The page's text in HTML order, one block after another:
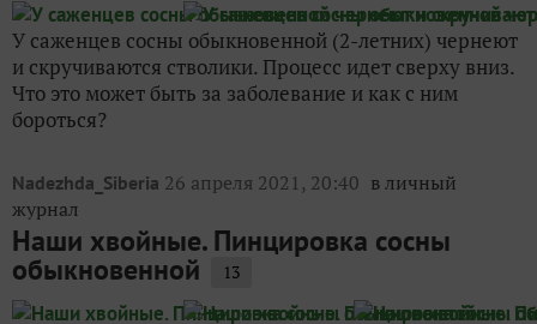
У саженцев сосны обыкновенной (2-летних) чернеют
и скручиваются стволики. Процесс идет сверху вниз.
Что это может быть за заболевание и как с ним
бороться?
Nadezhda_Siberia 26 апреля 2021, 20:40 в личный
журнал
Наши хвойные. Пинцировка сосны
обыкновенной 13